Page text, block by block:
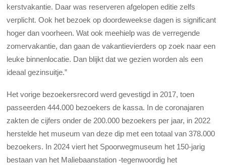
kerstvakantie. Daar was reserveren afgelopen editie zelfs
verplicht. Ook het bezoek op doordeweekse dagen is significant
hoger dan voorheen. Wat ook meehielp was de verregende
zomervakantie, dan gaan de vakantievierders op zoek naar een
leuke binnenlocatie. Dan blijkt dat we gezien worden als een
ideaal gezinsuitje.”
Het vorige bezoekersrecord werd gevestigd in 2017, toen
passeerden 444.000 bezoekers de kassa. In de coronajaren
zakten de cijfers onder de 200.000 bezoekers per jaar, in 2022
herstelde het museum van deze dip met een totaal van 378.000
bezoekers. In 2024 viert het Spoorwegmuseum het 150-jarig
bestaan van het Maliebaanstation -tegenwoordig het